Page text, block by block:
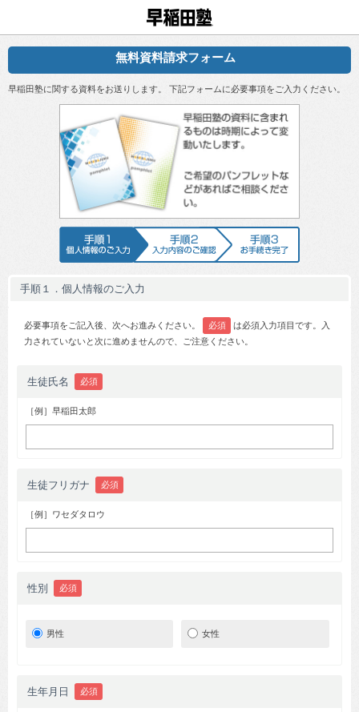
無料資料請求フォーム
早稲田塾に関する資料をお送りします。 下記フォームに必要事項をご入力ください。
手順1 個人情報のご入力手順2 入力内容のご確認
手順１．個人情報のご入力
必要事項をご記入後、次へお進みください。 必須
は必須入力項目です。入
力されていないと次に進めませんので、ご注意ください。
生徒氏名 必須
［例］早稲田太郎
生徒フリガナ 必須
［例］ワセダタロウ
性別 必須
男性 女性
生年月日 必須